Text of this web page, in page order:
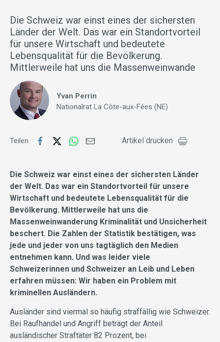
Die Schweiz war einst eines der sichersten
Länder der Welt. Das war ein Standortvorteil
für unsere Wirtschaft und bedeutete
Lebensqualität für die Bevölkerung.
Mittlerweile hat uns die Massenweinwande
Yvan Perrin
Nationalrat La Côte-aux-Fées (NE)
Teilen Artikel drucken
Die Schweiz war einst eines der sichersten Länder
der Welt. Das war ein Standortvorteil für unsere
Wirtschaft und bedeutete Lebensqualität für die
Bevölkerung. Mittlerweile hat uns die
Massenweinwanderung Kriminalität und Unsicherheit
beschert. Die Zahlen der Statistik bestätigen, was
jede und jeder von uns tagtäglich den Medien
entnehmen kann. Und was leider viele
Schweizerinnen und Schweizer an Leib und Leben
erfahren müssen: Wir haben ein Problem mit
kriminellen Ausländern.
Ausländer sind viermal so häufig straffällig wie Schweizer.
Bei Raufhandel und Angriff beträgt der Anteil
ausländischer Straftäter 82 Prozent, bei